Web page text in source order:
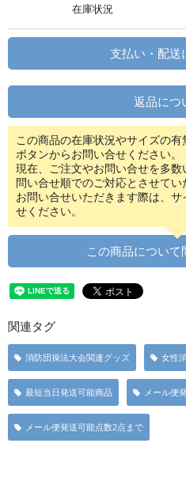
在庫状況
支払い・配送
返品につ
この商品の在庫状況やサイズの
ボタンからお問い合せください。
現在、ご注文やお問い合せを多
問い合せ順でのご対応とさせてい
お問い合せいただきます際は、
せください。
この商品について
関連タグ
消防団操法大会関連グッズ 女性
最短当日発送可能商品 メール便
メール便発送可能点数2点まで